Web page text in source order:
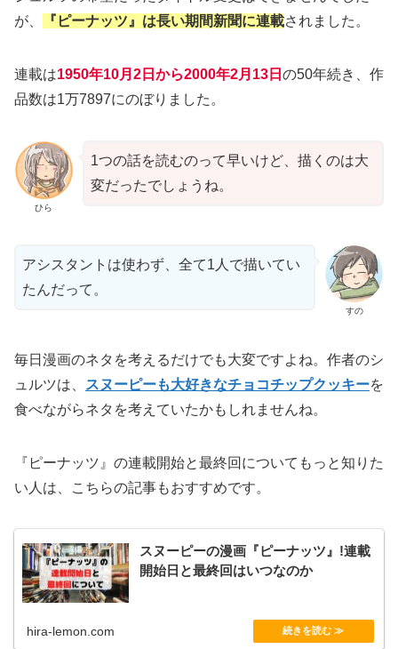
が、
『ピーナッツ』は長い期間新聞に連載されました。
連載は1950年10月2日から2000年2月13日 の50年続き、作
品数は1万7897にのぼりました。
ひら
1つの話を読むのって早いけど、描くのは大
変だったでしょうね。
すの
アシスタントは使わず、全て1人で描いてい
たんだって。
毎日漫画のネタを考えるだけでも大変ですよね。作者のシ
ュルツは、
スヌーピーも大好きなチョコチップクッキーを
食べながらネタを考えていたかもしれませんね。
『ピーナッツ』の連載開始と最終回についてもっと知りた
い人は、こちらの記事もおすすめです。
スヌーピーの漫画『ピーナッツ』!連載
開始日と最終回はいつなのか
hira-lemon.com